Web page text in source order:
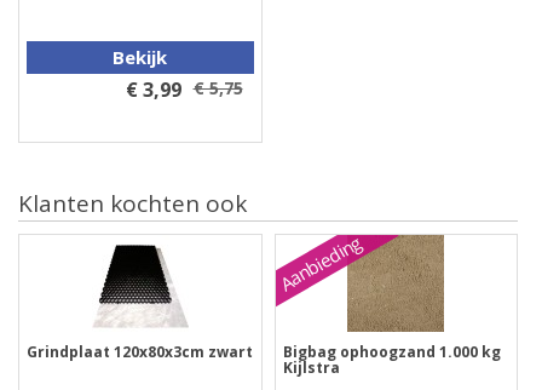
Bekijk
€ 3,99 € 5,75
Klanten kochten ook
Grindplaat 120x80x3cm zwart
Aanbieding
Bigbag ophoogzand 1.000 kg
Kijlstra